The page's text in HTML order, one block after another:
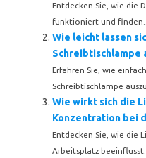
Entdecken Sie, wie die
funktioniert und finden...
Wie leicht lassen
Schreibtischlampe
Erfahren Sie, wie
Schreibtischlampe
Wie wirkt sich die
Konzentration bei
Entdecken Sie, wie die
Arbeitsplatz